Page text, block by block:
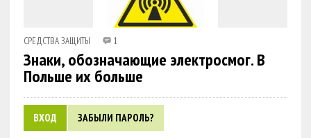
СРЕДСТВА ЗАЩИТЫ 1
Знаки, обозначающие электросмог. В
Польше их больше
ВХОД ЗАБЫЛИ ПАРОЛЬ?